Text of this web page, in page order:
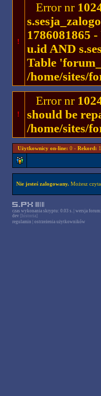
!
Error nr
1786081865
u.id AND
Table
/home/sites/
!
Error nr
should be
/home/sites/
Użytkownicy on-line: 0 - Rekord:
Nie jesteś zalogowany.Możesz
czas wykonania skryptu: 0.03 s. | wersja
dev [historia]
regulamin
ostrzeżenia użytkowników